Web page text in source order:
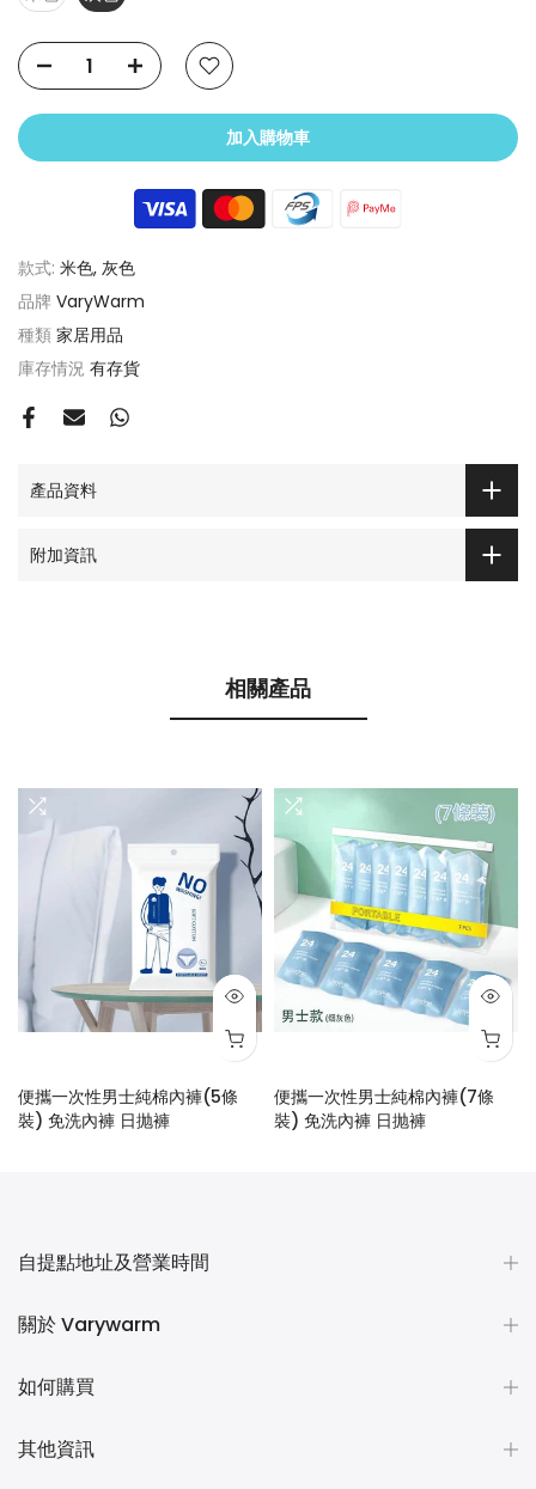
加入購物車
款式: 米色, 灰色
品牌 VaryWarm
種類 家居用品
庫存情況 有存貨
產品資料
附加資訊
相關產品
便攜一次性男士純棉內褲(5條
裝) 免洗內褲 日抛褲
便攜一次性男士純棉內褲(7條
裝) 免洗內褲 日抛褲
自提點地址及營業時間
關於 Varywarm
如何購買
其他資訊